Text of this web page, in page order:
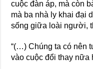
cuộc đàn áp, mà còn
mà ba nhà ly khai đại
sống giữa loài người,
“(…) Chúng ta có nên
vào cuộc đổi thay nữa